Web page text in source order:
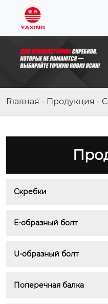
Главная - Продукция -
Скребки
E-образный болт
U-образный болт
Поперечная балка